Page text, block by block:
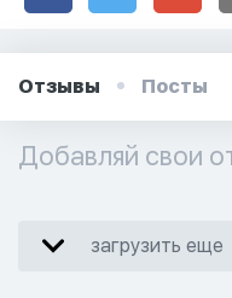
Отзывы Посты
Добавляй свои
загрузить еще